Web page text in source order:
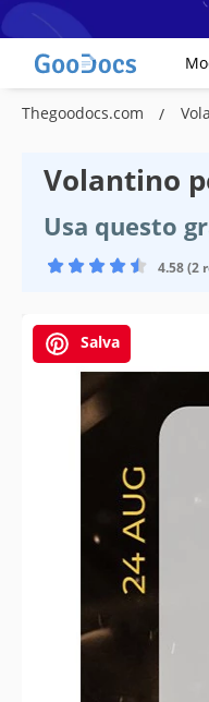
Thegoodocs.com
Volantino
Usa questo
4.58 (2
Salva